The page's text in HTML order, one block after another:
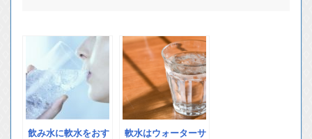
飲み水に軟水をおす
軟水はウォーターサ